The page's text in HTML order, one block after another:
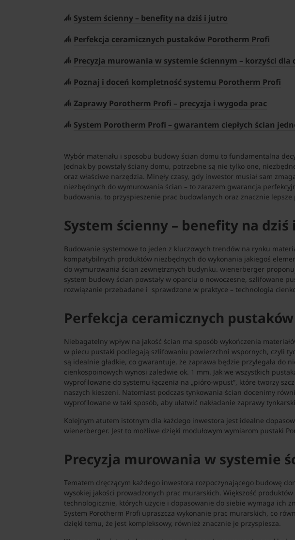
System ścienny – benefity na dziś i jutro
Perfekcja ceramicznych pustaków Porotherm Profi
Precyzja murowania w systemie ściennym – korzyści dla
Poznaj i doceń kompletność systemu Porotherm Profi
Zaprawy Porotherm Profi – precyzja i wygoda prac
System Porotherm Profi – gwarantem ciepłych ścian
Wybór materiału i sposobu budowy ścian domu to fundamentalna
Jednak by powstały ściany domu, potrzebne są nie tylko one,
oraz właściwe narzędzia. Minęły czasy, gdy inwestor musiał sam
niezbędnych do wymurowania ścian – to zarazem gwarancja
budowania, to przyspieszenie prac budowlanych oraz znacznie
System ścienny – benefity na
Budowanie systemowe to jeden z kluczowych trendów na rynku
kompatybilnych produktów niezbędnych do wykonania jakiegoś
do wymurowania ścian zewnętrznych budynku. wienerberger
system budowy ścian powstały w oparciu o nowoczesne, szlifowane
rozwiązanie przebadane i sprawdzone w praktyce – technologia
Perfekcja ceramicznych
Niebagatelny wpływ na jakość ścian ma sposób wykończenia
w piecu pustaki podlegają szlifowaniu powierzchni wspornych, czyli
są idealnie gładkie, co gwarantuje, że zaprawa będzie przylegała do
cienkospoinowych wynosi zaledwie ok. 1 mm. Jak we wszystkich
wyprofilowane do systemu łączenia na „pióro-wpust”, które tworzy
naszych kieszeni. Natomiast podczas tynkowania ścian docenimy
wyprofilowane w taki sposób, aby ułatwić nakładanie zaprawy
Kolejnym atutem istotnym dla każdego inwestora jest idealne
wienerberger. Jest to możliwe dzięki modułowym wymiarom pustaki
Precyzja murowania w systemie
Tematem dręczącym każdego inwestora rozpoczynającego budowę
wysokiej jakości prowadzonych prac murarskich. Większość
technologicznie, których użycie i dopasowanie do siebie wymaga ich
System Porotherm Profi upraszcza wykonanie prac murarskich, co
dzięki temu, że jest kompleksowy, również znacznie je przyspiesza.